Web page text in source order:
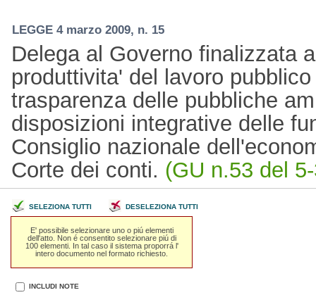
LEGGE 4 marzo 2009, n. 15
Delega al Governo finalizzata
produttivita' del lavoro
trasparenza delle pubbliche
disposizioni integrative delle
Consiglio nazionale
Corte dei conti. (GU n.53 del
SELEZIONA TUTTI DESELEZIONA TUTTI
E' possibile selezionare uno o piú elementi
dell'atto. Non é consentito selezionare piú di
100 elementi. In tal caso il sistema proporrá l'
intero documento nel formato richiesto.
INCLUDI NOTE